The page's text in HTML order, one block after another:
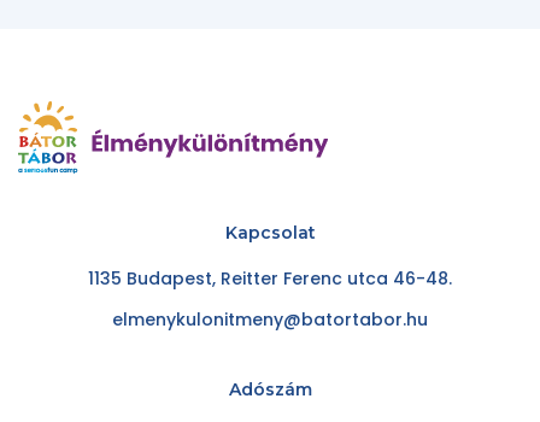
Kapcsolat
1135 Budapest, Reitter Ferenc utca 46-48.
elmenykulonitmeny@batortabor.hu
Adószám